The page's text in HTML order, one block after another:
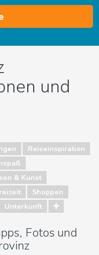
und
Reiseinspiration
& Kunst
Shoppen
Unterkunft
Fotos und